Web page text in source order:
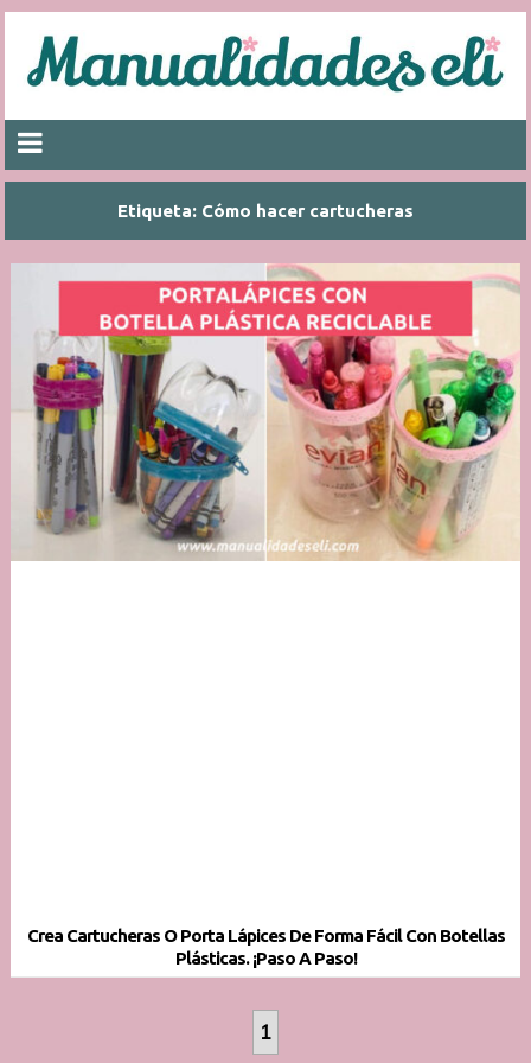
Etiqueta: Cómo hacer cartucheras
Crea Cartucheras O Porta Lápices De Forma Fácil Con Botellas
Plásticas. ¡Paso A Paso!
1